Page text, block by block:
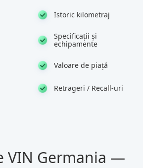
Istoric kilometraj
Specificații și
echipamente
Valoare de piață
Retrageri / Recall-uri
VIN Germania —